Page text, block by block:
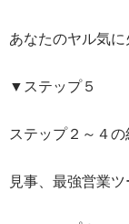
あなたのヤル気に
▼ステップ５
ステップ２～４の
見事、最強営業